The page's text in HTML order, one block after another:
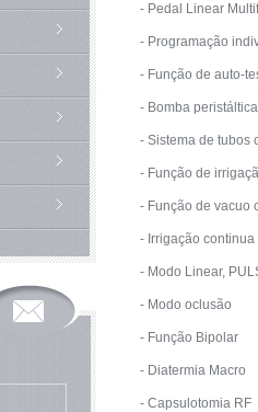
- Pedal Linear
- Programação
- Função de auto-
- Bomba peristáltica
- Sistema de tubos
- Função de
- Função de vacuo
- Irrigação continua
- Modo Linear,
- Modo oclusão
- Função Bipolar
- Diatermia Macro
- Capsulotomia RF